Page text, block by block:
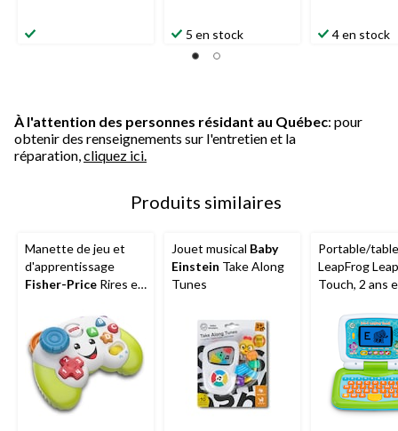
5 en stock 4 en stock
À l'attention des personnes résidant au Québec: pour
obtenir des renseignements sur l'entretien et la
réparation, cliquez ici.
Produits similaires
Manette de jeu et
d'apprentissage
Fisher-Price Rires et
Jouet musical Baby
Einstein Take Along
Tunes
Portable/
LeapFrog
Touch, 2 ans